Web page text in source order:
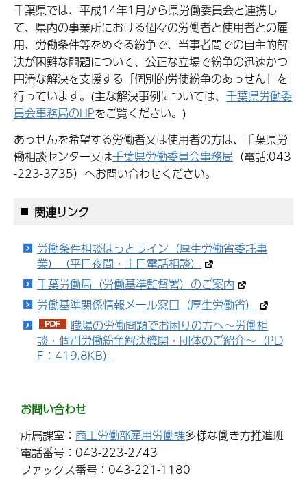
千葉県では、平成14年1月から県労働委員会と連携し
て、県内の事業所における個々の労働者と使用者との雇
用、労働条件等をめぐる紛争で、当事者間での自主的解
決が困難な問題について、公正な立場で紛争の迅速かつ
円滑な解決を支援する「個別的労使紛争のあっせん」を
行っています。(主な解決事例については、 千葉県労働委
員会事務局のHPをご覧ください。)
あっせんを希望する労働者又は使用者の方は、千葉県労
働相談センター又は千葉県労働委員会事務局 （電話:043
-223-3735）へお問い合わせください。
関連リンク
労働条件相談ほっとライン（厚生労働省委託事
業）（平日夜間・土日電話相談）
千葉労働局（労働基準監督署）のご案内
労働基準関係情報メール窓口（厚生労働省）
職場の労働問題でお困りの方へ～労働相
談・個別労働紛争解決機関・団体のご紹介～（PD
F：419.8KB）
お問い合わせ
所属課室： 商工労働部雇用労働課多様な働き方推進班
電話番号：043-223-2743
ファックス番号：043-221-1180